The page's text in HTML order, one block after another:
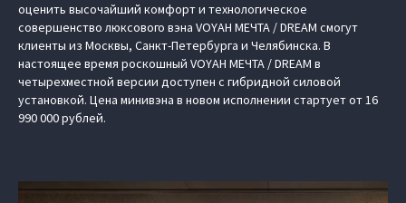
оценить высочайший комфорт и технологическое
совершенство люксового вэна VOYAH МЕЧТА / DREAM смогут
клиенты из Москвы, Санкт-Петербурга и Челябинска. В
настоящее время роскошный VOYAH МЕЧТА / DREAM в
четырехместной версии доступен с гибридной силовой
установкой. Цена минивэна в новом исполнении стартует от 16
990 000 рублей.